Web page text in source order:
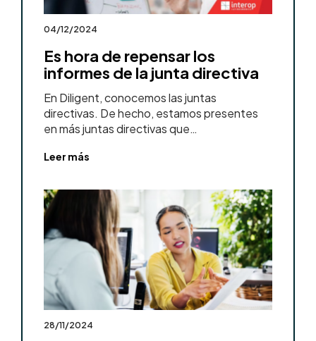
04/12/2024
Es hora de repensar los
informes de la junta directiva
En Diligent, conocemos las juntas
directivas. De hecho, estamos presentes
en más juntas directivas que…
Leer más
28/11/2024